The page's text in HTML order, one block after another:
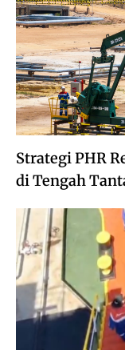
Strategi PHR
di Tengah